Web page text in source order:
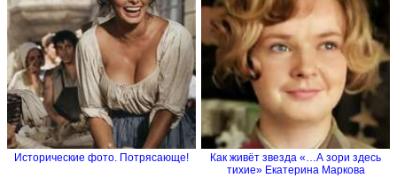
Исторические фото. Потрясающе!
Как живёт звезда «…А зори здесь
тихие» Екатерина Маркова